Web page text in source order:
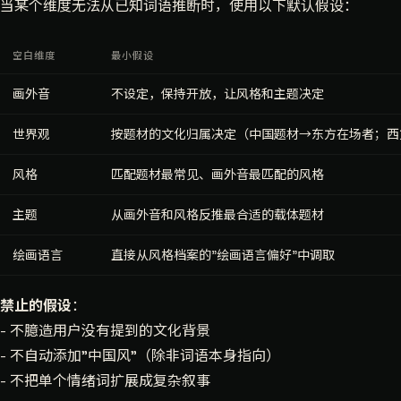
当某个维度无法从已知词语推断时，使用以下默认假设：
空白维度 最小假设
画外音 不设定，保持开放，让风格和主题决定
世界观 按题材的文化归属决定（中国题材→东方在场者；西
风格 匹配题材最常见、画外音最匹配的风格
主题 从画外音和风格反推最合适的载体题材
绘画语言 直接从风格档案的"绘画语言偏好"中调取
禁止的假设：
- 不臆造用户没有提到的文化背景
- 不自动添加"中国风"（除非词语本身指向）
- 不把单个情绪词扩展成复杂叙事